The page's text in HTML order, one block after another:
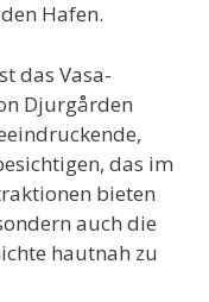
Hafen.
das Vasa-
Djurgården
das im
bieten
auch die
hautnah zu